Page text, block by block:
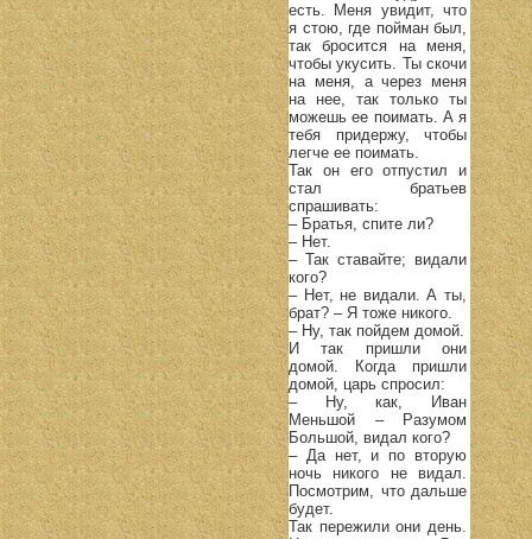
есть. Mеня увидит, что
я стою, где пойман был,
так бросится на меня,
чтобы укусить. Ты скочи
на меня, а через меня
на нее, так только ты
можешь ее поимать. А я
тебя придержу, чтобы
легче ее поимать.
Так он его отпустил и
стал братьев
спрашивать:
– Братья, спите ли?
– Нет.
– Так ставайте; видали
кого?
– Нет, не видали. А ты,
брат? – Я тоже никого.
– Ну, так пойдем домой.
И так пришли они
домой. Когда пришли
домой, царь спросил:
– Ну, как, Иван
Меньшой – Разумом
Большой, видал кого?
– Да нет, и по вторую
ночь никого не видал.
Посмотрим, что дальше
будет.
Так пережили они день.